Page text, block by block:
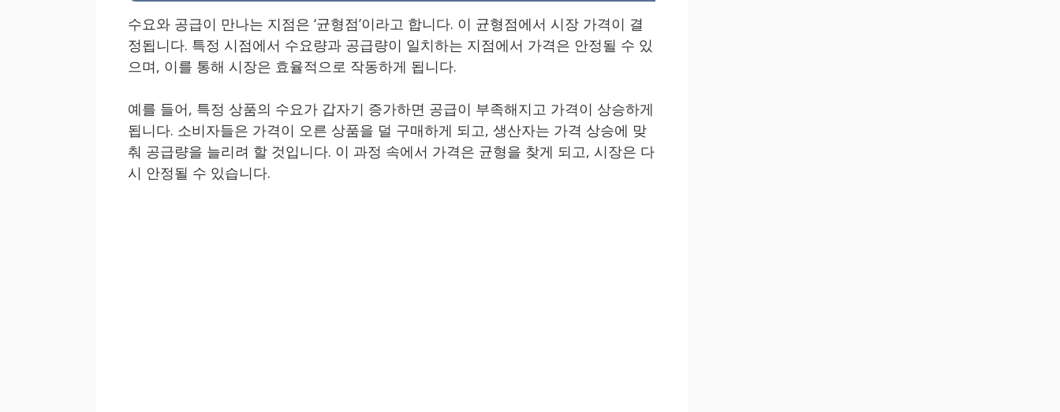
수요와 공급이 만나는 지점은 ‘균형점’이라고 합니다. 이 균형점에서 시장 가격이 결
정됩니다. 특정 시점에서 수요량과 공급량이 일치하는 지점에서 가격은 안정될 수 있
으며, 이를 통해 시장은 효율적으로 작동하게 됩니다.
예를 들어, 특정 상품의 수요가 갑자기 증가하면 공급이 부족해지고 가격이 상승하게
됩니다. 소비자들은 가격이 오른 상품을 덜 구매하게 되고, 생산자는 가격 상승에 맞
춰 공급량을 늘리려 할 것입니다. 이 과정 속에서 가격은 균형을 찾게 되고, 시장은 다
시 안정될 수 있습니다.